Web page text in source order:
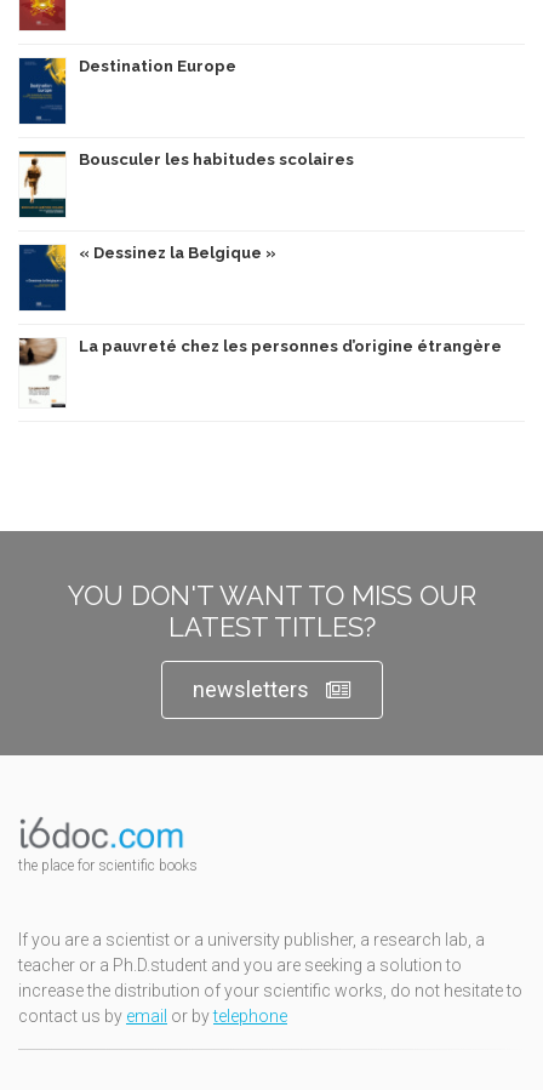
Destination Europe
Bousculer les habitudes scolaires
« Dessinez la Belgique »
La pauvreté chez les personnes d’origine étrangère
YOU DON'T WANT TO MISS OUR
LATEST TITLES?
newsletters
the place for scientific books
If you are a scientist or a university publisher, a research lab, a
teacher or a Ph.D.student and you are seeking a solution to
increase the distribution of your scientific works, do not hesitate to
contact us by email or bytelephone